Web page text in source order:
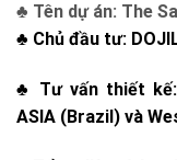
♣ Tên dự án: The
♣ Chủ đầu tư:
♣ Tư vấn thiết kế:
ASIA (Brazil) và